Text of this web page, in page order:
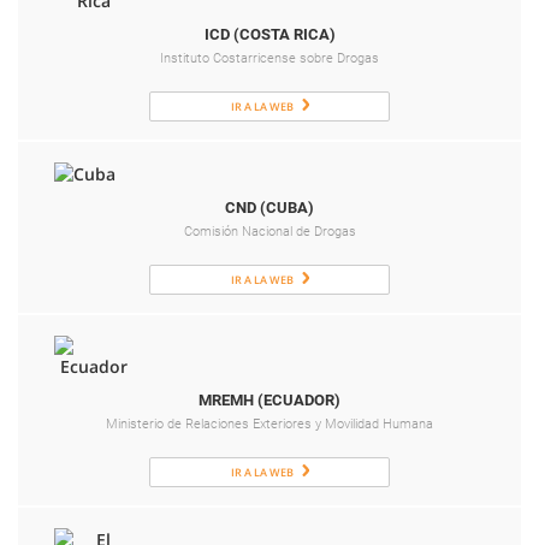
ICD (COSTA RICA)
Instituto Costarricense sobre Drogas
IR A LA WEB
CND (CUBA)
Comisión Nacional de Drogas
IR A LA WEB
MREMH (ECUADOR)
Ministerio de Relaciones Exteriores y Movilidad Humana
IR A LA WEB